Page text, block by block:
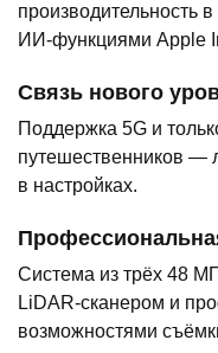
производительность
ИИ-функциями Apple
Связь нового
Поддержка 5G и
путешественников —
в настройках.
Система из трёх 48
LiDAR-сканером и
возможностями